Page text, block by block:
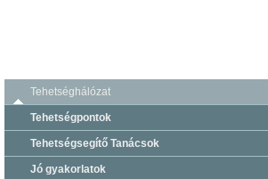
Tehetséghálózat
Tehetségpontok
Tehetségsegítő Tanácsok
Jó gyakorlatok